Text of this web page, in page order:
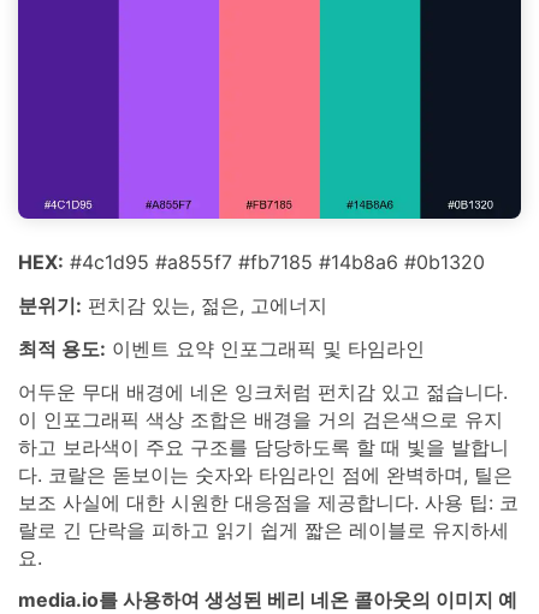
HEX: #4c1d95 #a855f7 #fb7185 #14b8a6 #0b1320
분위기: 펀치감 있는, 젊은, 고에너지
최적 용도: 이벤트 요약 인포그래픽 및 타임라인
어두운 무대 배경에 네온 잉크처럼 펀치감 있고 젊습니다.
이 인포그래픽 색상 조합은 배경을 거의 검은색으로 유지
하고 보라색이 주요 구조를 담당하도록 할 때 빛을 발합니
다. 코랄은 돋보이는 숫자와 타임라인 점에 완벽하며, 틸은
보조 사실에 대한 시원한 대응점을 제공합니다. 사용 팁: 코
랄로 긴 단락을 피하고 읽기 쉽게 짧은 레이블로 유지하세
요.
media.io를 사용하여 생성된 베리 네온 콜아웃의 이미지 예